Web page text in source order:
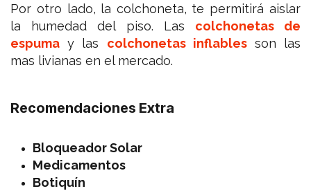
Por otro lado, la colchoneta, te permitirá aislar
la humedad del piso. Las colchonetas de
espuma y las colchonetas inflablesson las
mas livianas en el mercado.
Recomendaciones Extra
Bloqueador Solar
Medicamentos
Botiquín